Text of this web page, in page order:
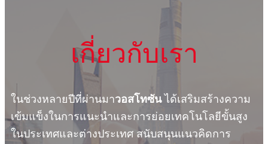
เกี่ยวกับเรา
ในช่วงหลายปีที่ผ่านมาวอสโทซัน ได้เสริมสร้างความ
เข้มแข็งในการแนะนำและการย่อยเทคโนโลยีขั้นสูง
ในประเทศและต่างประเทศ สนับสนุนแนวคิดการ